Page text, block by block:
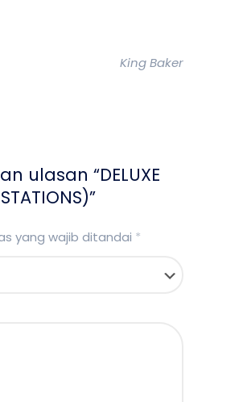
King Baker
ulasan “DELUXE
yang wajib ditandai *